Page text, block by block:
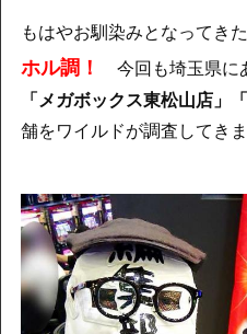
もはやお馴染みとなってきた
ホル調！
今回も埼玉県に
「メガボックス東松山店」
舗をワイルドが調査してき